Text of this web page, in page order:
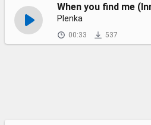
When you find me
Plenka
00:33 537